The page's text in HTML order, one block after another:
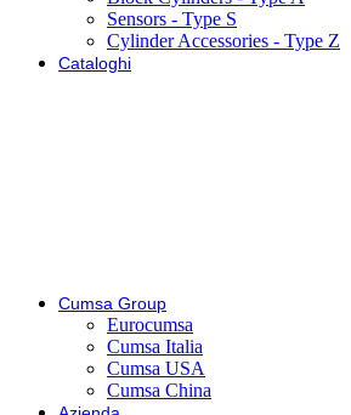
Sensors - Type S
Cylinder Accessories - Type Z
Cataloghi
Cumsa Group
Eurocumsa
Cumsa Italia
Cumsa USA
Cumsa China